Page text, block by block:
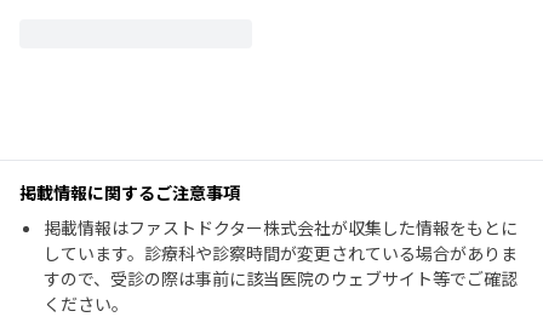
掲載情報に関するご注意事項
掲載情報はファストドクター株式会社が収集した情報をもとに
しています。診療科や診察時間が変更されている場合がありま
すので、受診の際は事前に該当医院のウェブサイト等でご確認
ください。